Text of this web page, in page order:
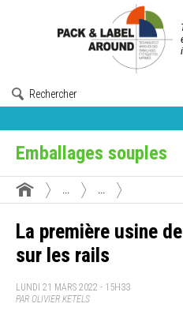
Rechercher
Emballages souples
La première usine
sur les rails
LUNDI 21 MARS 2022 - 15H33
PAR OLIVIER KETELS